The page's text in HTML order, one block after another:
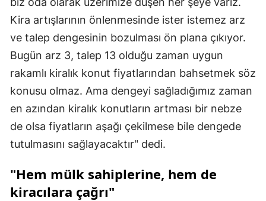
Kira artışlarının önlenmesinde ister istemez arz
ve talep dengesinin bozulması ön plana çıkıyor.
Bugün arz 3, talep 13 olduğu zaman uygun
rakamlı kiralık konut fiyatlarından bahsetmek söz
konusu olmaz. Ama dengeyi sağladığımız zaman
en azından kiralık konutların artması bir nebze
de olsa fiyatların aşağı çekilmese bile dengede
tutulmasını sağlayacaktır" dedi.
"Hem mülk sahiplerine, hem de
kiracılara çağrı"